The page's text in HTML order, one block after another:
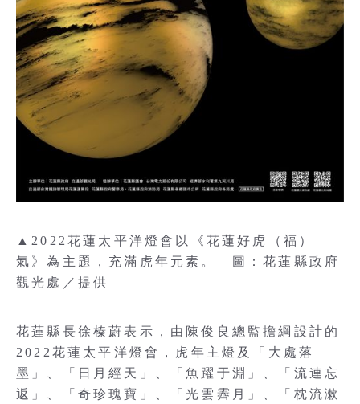
▲2022花蓮太平洋燈會以《花蓮好虎（福）
氣》為主題，充滿虎年元素。 圖：花蓮縣政府
觀光處／提供
花蓮縣長徐榛蔚表示，由陳俊良總監擔綱設計的
2022花蓮太平洋燈會，虎年主燈及「大處落
墨」、「日月經天」、「魚躍于淵」、「流連忘
返」、「奇珍瑰寶」、「光雲霽月」、「枕流漱